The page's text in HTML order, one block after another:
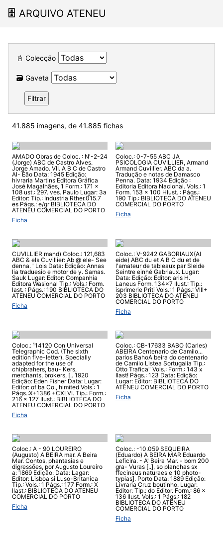
🗄 ARQUIVO ATENEU
📓 Colecção
🗃 Gaveta
Filtrar
41.885 imagens, de 41.885 fichas
AMADO Obras de Coloc. : N'-2-24
(Jorge) ABC de Castro Alves.
Jorge Amado. VII. A B C de Castro
Al- Eão Data: 1945 Edição:
hivraria Martins Editora Gráfica
José Magalhães, 1 Form.: 171 x
108 ust.: 297. ves. Paulo Lugar: 3a
Editor: Tip.: Industria Rther.015.7
es Págs.: e/gr BIBLIOTECA DO
ATENEU COMERCIAL DO PORTO
Ficha
Coloc.: 0-7-55 ABC JA
PSICOLOGIA CUVILLIER, Armand
Armand Cuvillier. ABC da a.
Tradução e notas de Damasco
Penna. Data: 1934 Edição :
Editoria Editora Nacional. Vols.: 1
Form. 153 x 100 Hlust. : Págs.:
190 Tip.: BIBLIOTECA DO ATENEU
COMERCIAL DO PORTO
Ficha
CUVILLIER mand) Coloc.: 121,683
ABC & els Cuvillier: Ab @ ele- See
denna. ' Lois Data: Edição: Annas
lia traduesio e motor de y. Samas.
Sauk Lugar: Editor: Companhia
Editora Wasional Tip.: Vols.: Form.
last. : Págs.: 190 BIBLIOTECA DO
ATENEU COMERCIAL DO PORTO
Ficha
Coloc.: V-9242 GABORIAUX(Al
eide) ABC du et A B C du et de
l'amateur de tableaux par Sleide
Seintre einhé Gabriaux. Lugar:
Data: Edição: Editor: aris H.
Laneus Form. 134x7 Ilust.: Tip.:
isprimerie Priti Vols.: 1 Págs.: VIII+
203 BIBLIOTECA DO ATENEU
COMERCIAL DO PORTO
Ficha
Coloc.: ¹14120 Con Universal
Telegraphic Cod. (The sixth
edition five-letter). Specially
adapted for the use of
chipbrahers, bau- Kers,
merchants, brokers, [.. 1920
Edição: Eden Fisher Data: Lugar:
Editor: of ba Co., himited Vols.: 1
Págs.:X+1386 +CXLVI. Tip.: Form.:
216 x 127 Ilust.: BIBLIOTECA DO
ATENEU COMERCIAL DO PORTO
Ficha
Coloc.: CB-17633 BABO (Carles)
ABEIRA Centenario de Camilo...
parlos BahoA beira do centenario
de Camilo Listea Sortugalia Tip.:
Otto Trafica" Vols.: Form.: 143 x
Ilast! Págs.: 123 Data: Edição:
Lugar: Editor: BIBLIOTECA DO
ATENEU COMERCIAL DO PORTO
Ficha
Coloc.: A - 90 LOUREIRO
(Augusto) A BEIRA mar. A Beira
Mar. Contos, phantasias e
digressões, por Augusto Loureiro
a: 1869 Edição: Data: Lagar:
Editor: Lisboa si Luso-Britanica
Tip.: Vols.: 1 Págs.: 177 Form.: X
Ilast.: BIBLIOTECA DO ATENEU
COMERCIAL DO PORTO
Ficha
Coloc.: -10.059 SEQUEIRA
(Eduardo) A BEIRA MAR Eduardo
Leficira. - A' Beira Mar. - bom 200
gra- Vuras [..], so planchas sx
ffecineus naturaes e 10 photo-
typias]. Porto Data: 1889 Edição:
Livraria Cruz boutinho. Lugar:
Editor: Tip.: do Editor. Form.: 86 x
136 Ilust. Vols.: 1 Págs.: 182
BIBLIOTECA DO ATENEU
COMERCIAL DO PORTO
Ficha